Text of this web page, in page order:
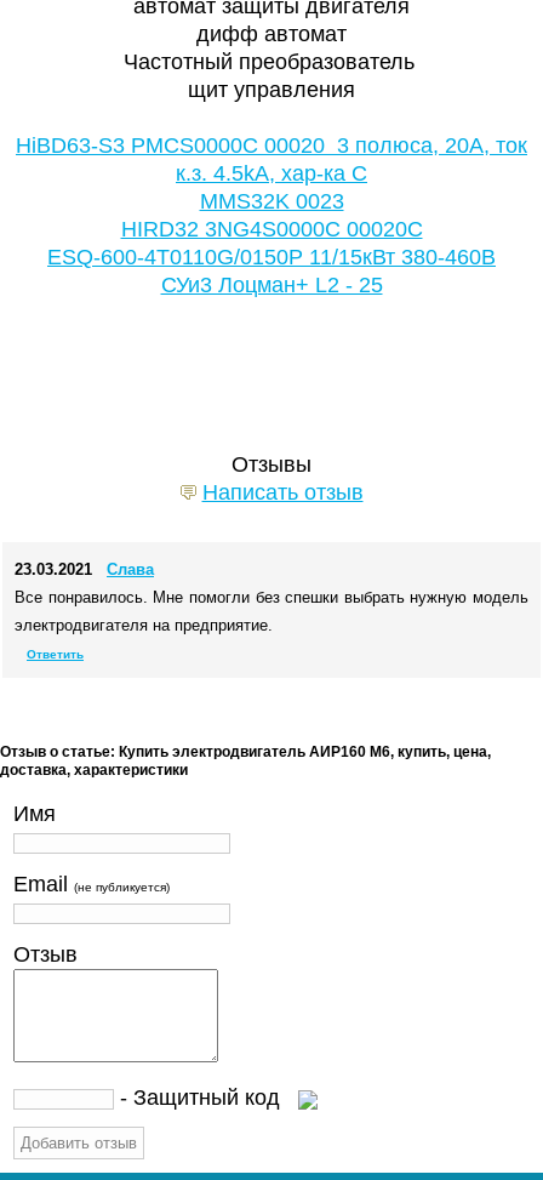
автомат защиты двигателя
дифф автомат
Частотный преобразователь
щит управления
HiBD63-S3 PMCS0000C 00020 3 полюса, 20А, ток
к.з. 4.5kA, хар-ка C
MMS32K 0023
HIRD32 3NG4S0000C 00020C
ESQ-600-4T0110G/0150P 11/15кВт 380-460В
СУи3 Лоцман+ L2 - 25
Отзывы
Написать отзыв
23.03.2021
Слава
Все понравилось. Мне помогли без спешки выбрать нужную модель
электродвигателя на предприятие.
Ответить
Отзыв о статье: Купить электродвигатель АИР160 М6, купить, цена,
доставка, характеристики
Имя
Email (не публикуется)
Отзыв
- Защитный код